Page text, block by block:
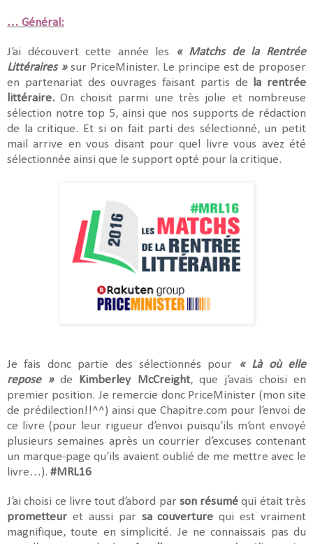
… Général:
J’ai découvert cette année les
« Matchs de la Rentrée
Littéraires » sur PriceMinister. Le principe est de proposer
en partenariat des ouvrages faisant partis de
la rentrée
littéraire. On choisit parmi une très jolie et nombreuse
sélection notre top 5, ainsi que nos supports de rédaction
de la critique. Et si on fait parti des sélectionné, un petit
mail arrive en vous disant pour quel livre vous avez été
sélectionnée ainsi que le support opté pour la critique.
Je fais donc partie des sélectionnés pour
« Là où elle
repose »de Kimberley McCreight, que j’avais choisi en
premier position. Je remercie donc PriceMinister (mon site
de prédilection!!^^) ainsi que Chapitre.com pour l’envoi de
ce livre (pour leur rigueur d’envoi puisqu’ils m’ont envoyé
plusieurs semaines après un courrier d’excuses contenant
un marque-page qu’ils avaient oublié de me mettre avec le
livre…). #MRL16
J’ai choisi ce livre tout d’abord par son résumé qui était très
prometteur et aussi par sa couverture qui est vraiment
magnifique, toute en simplicité. Je ne connaissais pas du